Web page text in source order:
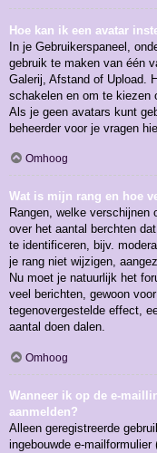
Hoe kan ik een avatar
In je Gebruikerspaneel,
gebruik te maken van één
Galerij, Afstand of Upload.
schakelen en om te kiezen
Als je geen avatars kunt
beheerder voor je vragen
Omhoog
Wat is mijn rang en hoe
Rangen, welke verschijnen
over het aantal berchten
te identificeren, bijv.
je rang niet wijzigen,
Nu moet je natuurlijk het
veel berichten, gewoon
tegenovergestelde effect,
aantal doen dalen.
Omhoog
Wanneer ik op de e-
aanmelden?
Alleen geregistreerde
ingebouwde e-